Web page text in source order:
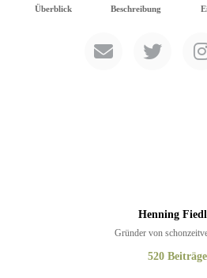
Überblick Beschreibung
Henning
Gründer von
520 Beiträge